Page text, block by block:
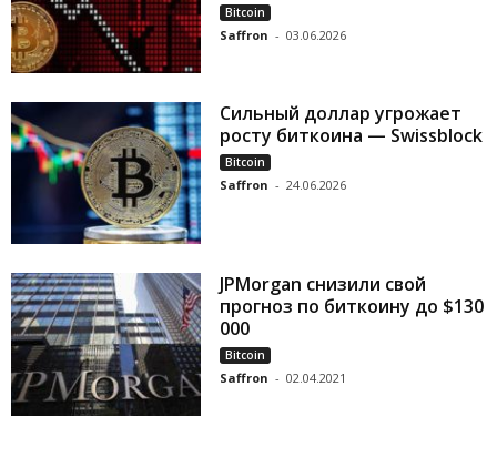
Bitcoin
Saffron - 03.06.2026
Сильный доллар угрожает
росту биткоина — Swissblock
Bitcoin
Saffron - 24.06.2026
JPMorgan снизили свой
прогноз по биткоину до $130
000
Bitcoin
Saffron - 02.04.2021